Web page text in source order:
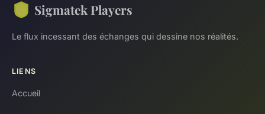
Sigmatek Players
Le flux incessant des échanges qui dessine nos réalités.
LIENS
Accueil